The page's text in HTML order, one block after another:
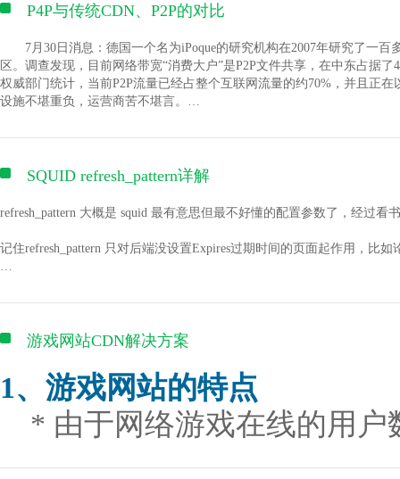
7.全局来源：整体来源，基本不用设置。
9.插件：API接口插件，自定义插件设置。
三、设定栏，点击"设定"按钮，打开设定栏,如下图:
1.广播设定：
a.直播流.做直播模式,根据播放地址填写FMS URL与串码流,如下图
b.只输出文件.做录制课程模式
2.影像:Aero记得勾选，它会占用电脑不必要的资源
具体功能用法如下:
a. 上传，把本地的文件上传到远程的计算机上。
(此删除,和最前面的删除的区别是,此删除时针对同步的操作,当有文件
远程站点所列出的文件是所连接的远程计算机所存在的文件，选中某
ftp登陆后点击同步状态查询按钮,如图3所示
一、发布文件
在服务器窗口内选取需要发布的文件（可多选，可选择文件夹），点击
1、＜meta name="Generator" contect=""＞用以说明生成工具（如
2、＜meta name="KEYWords" contect=""＞向搜索引擎说明你的网页的关
3、＜meta name="DEscription" contect=""＞告诉搜索引擎你的站点的主
设定为all：文件将被检索，且页面上的链接可以被查询；
设定为none：文件将不被检索，且页面上的链接不可以被查询；
设定为index：文件将被检索；
设定为follow：页面上的链接可以被查询；
设定为noindex：文件将不被检索，但页面上的链接可以被查询；
Nginx 的中文维基： http://wiki.codemongers.com/NginxChs
==为什么选择Nginx ==
Nginx 是一个很牛的高性能Web和反向代理服务器, 它具有有很多非
在高连接并发的情况下，Nginx是Apache服务器不错的替代品: Nginx
连接数的响应, 感谢Nginx为我们选择了 epoll and kqueue作为开发模型.
的使用经验.
Nginx 是一个 安装非常的简单 , 配置文件 非常简洁（还能够支持perl
使运行数个月也不需要重新启动. 你还能够 不间断服务的情况下进行软
查看Nginx更多的特性： Feature Overview
==Nginx概述 ==
HTTP基础功能：
模块化的结构。过滤器包括gzipping, byte ranges, chunked
SSL 和 TLS SNI 支持；
使用外部 HTTP 认证服务器重定向用户到 IMAP/POP3 后端；
使用外部 HTTP 认证服务器认证用户后连接重定向到内部的 SMTP
认证方法：
POP3: POP3 USER/PASS, APOP, AUTH LOGIN PLAIN CRAM-MD5;
SMTP: AUTH LOGIN PLAIN CRAM-MD5;
P4P与传统CDN、P2P的对比
7月30日消息：德国一个名为iPoque的研究机构在2007年研究了一百
区。调查发现，目前网络带宽“消费大户”是P2P文件共享，在中东占据
权威部门统计，当前P2P流量已经占整个互联网流量的约70%，并且正
设施不堪重负，运营商苦不堪言。
交换，也可能和远在美国的某用户进行交换。显然，无序的交换导致了
Provider Participation for P2P（电信运营商主动参与P2P网络）”。与
片段交换。当然，P4P的运行机制，要远远超过“同城交换”的概念，它
SQUID refresh_pattern详解
refresh_pattern 大概是 squid 最有意思但最不好懂的配置参数了，经过看
记住refresh_pattern 只对后端没设置Expires过期时间的页面起作用，比
间。
refresh_pattern 的语法是
Code:
游戏网站CDN解决方案
1、游戏网站的特点
* 由于网络游戏在线的用户
度和处理能力要很强大；